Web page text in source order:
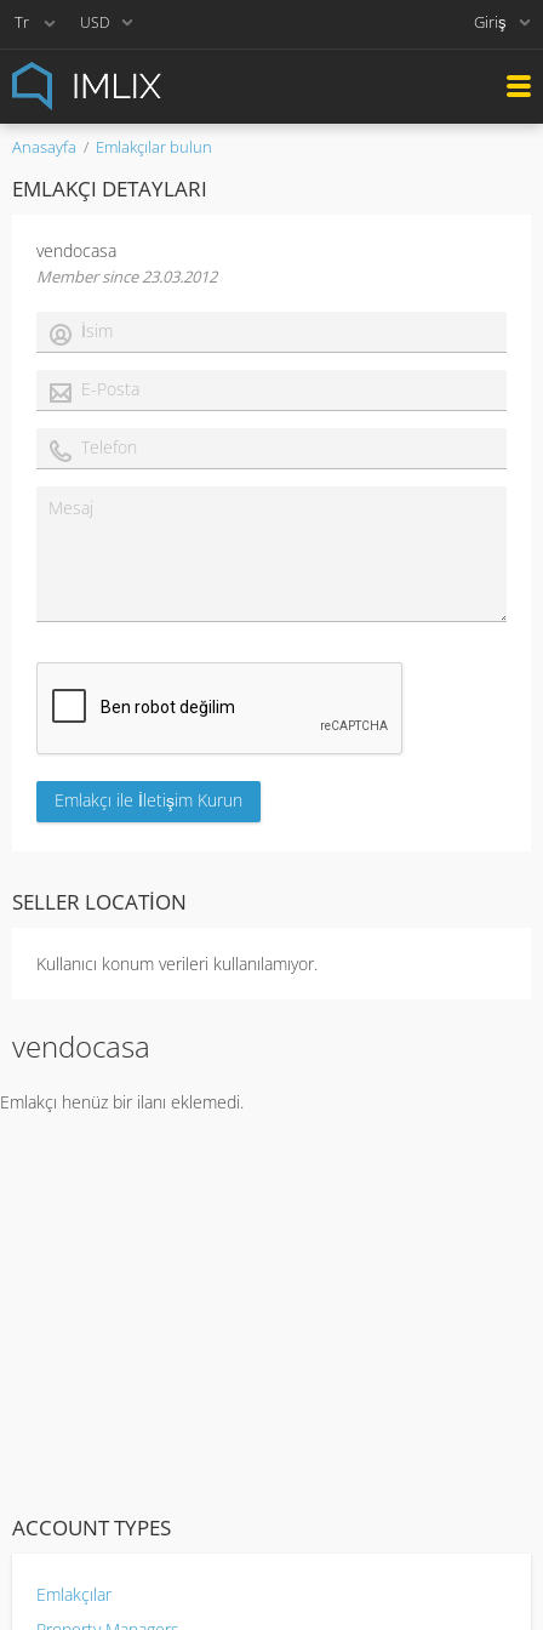
USD Giriş
Anasayfa Emlakçılar bulun
EMLAKÇI DETAYLARI
vendocasa
Member since 23.03.2012
SELLER LOCATION
Kullanıcı konum verileri kullanılamıyor.
vendocasa
Emlakçı henüz bir ilanı eklemedi.
ACCOUNT TYPES
Emlakçılar